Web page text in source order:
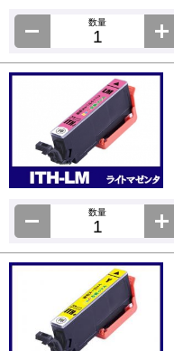
数量
数量